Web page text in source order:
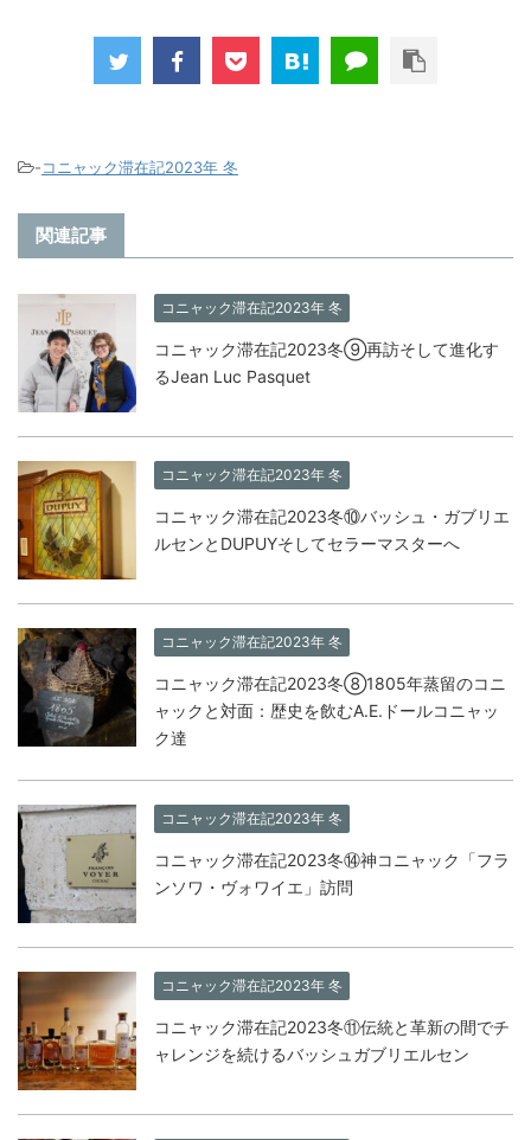
-コニャック滞在記2023年 冬
関連記事
コニャック滞在記2023年 冬
コニャック滞在記2023冬⑨再訪そして進化す
るJean Luc Pasquet
コニャック滞在記2023年 冬
コニャック滞在記2023冬⑩バッシュ・ガブリエ
ルセンとDUPUYそしてセラーマスターへ
コニャック滞在記2023年 冬
コニャック滞在記2023冬⑧1805年蒸留のコニ
ャックと対面：歴史を飲むA.E.ドールコニャッ
ク達
コニャック滞在記2023年 冬
コニャック滞在記2023冬⑭神コニャック「フラ
ンソワ・ヴォワイエ」訪問
コニャック滞在記2023年 冬
コニャック滞在記2023冬⑪伝統と革新の間でチ
ャレンジを続けるバッシュガブリエルセン